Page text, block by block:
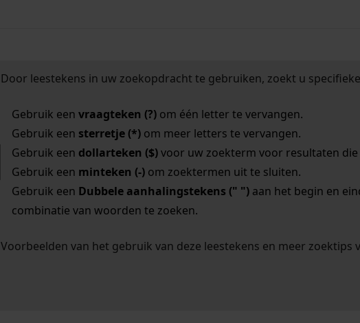
Door leestekens in uw zoekopdracht te gebruiken, zoekt u
Gebruik een vraagteken (?)om één letter te vervangen.
Gebruik een sterretje (*)om meer letters te vervangen.
Gebruik een dollarteken ($)voor uw zoekterm voor resultaten die
Gebruik een minteken (-)om zoektermen uit te sluiten.
Gebruik een Dubbele aanhalingstekens (" ")aan het begin en
combinatie van woorden te zoeken.
Voorbeelden van het gebruik van deze leestekens en meer zoektips